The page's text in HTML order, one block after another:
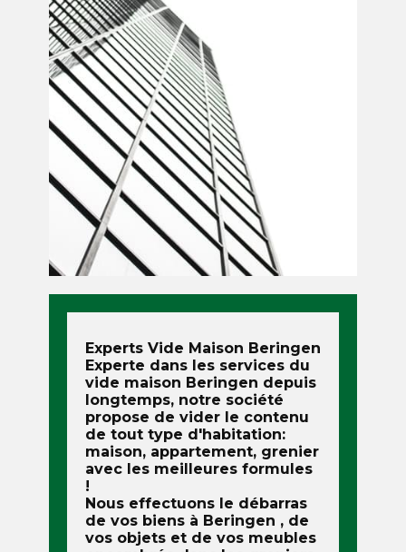
Experts Vide Maison Beringen
Experte dans les services du
vide maison Beringen depuis
longtemps, notre société
propose de vider le contenu
de tout type d'habitation:
maison, appartement, grenier
avec les meilleures formules
!
Nous effectuons le débarras
de vos biens à Beringen , de
vos objets et de vos meubles